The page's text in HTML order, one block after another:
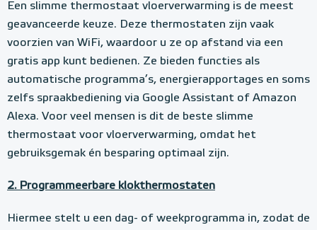
Een slimme thermostaat vloerverwarming is de meest
geavanceerde keuze. Deze thermostaten zijn vaak
voorzien van WiFi, waardoor u ze op afstand via een
gratis app kunt bedienen. Ze bieden functies als
automatische programma’s, energierapportages en soms
zelfs spraakbediening via Google Assistant of Amazon
Alexa. Voor veel mensen is dit de beste slimme
thermostaat voor vloerverwarming, omdat het
gebruiksgemak én besparing optimaal zijn.
2. Programmeerbare klokthermostaten
Hiermee stelt u een dag- of weekprogramma in, zodat de